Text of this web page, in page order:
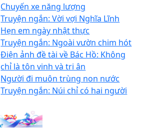
Chuyến xe năng lượng
Truyện ngắn: Vời vợi Nghĩa Lĩnh
Hẹn em ngày nhật thực
Truyện ngắn: Ngoài vườn chim hót
Điện ảnh đề tài về Bác Hồ: Không
chỉ là tôn vinh và tri ân
Người đi muôn trùng non nước
Truyện ngắn: Núi chỉ có hai người